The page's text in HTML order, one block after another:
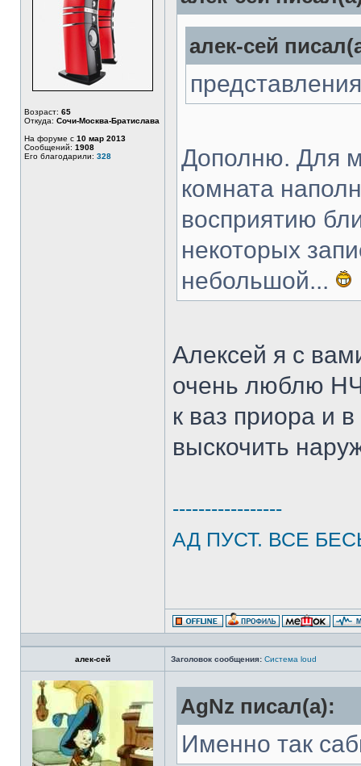
Возраст: 65
Откуда: Сочи-Москва-Братислава
На форуме с 10 мар 2013
Сообщений: 1908
Его благодарили: 328
алек-сей
Дополню. Для
комната
восприятию
некоторых
небольшой...
Алексей я с
очень люблю
к ваз приора и
выскочить
-----------------
АД ПУСТ. ВСЕ
алек-сей Заголовок сообщения: Система loud
AgNz писал(а):
Именно так